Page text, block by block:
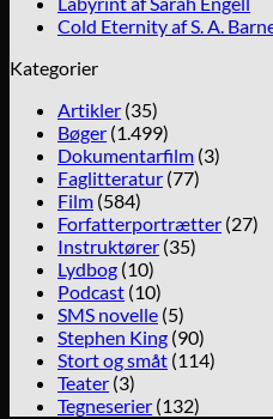
Cold Eternity af S. A.
Kategorier
Artikler (35)
Bøger (1.499)
Dokumentarfilm (3)
Faglitteratur (77)
Film (584)
Forfatterportrætter (27)
Instruktører (35)
Lydbog (10)
Podcast (10)
SMS novelle (5)
Stephen King (90)
Stort og småt (114)
Teater (3)
Tegneserier (132)